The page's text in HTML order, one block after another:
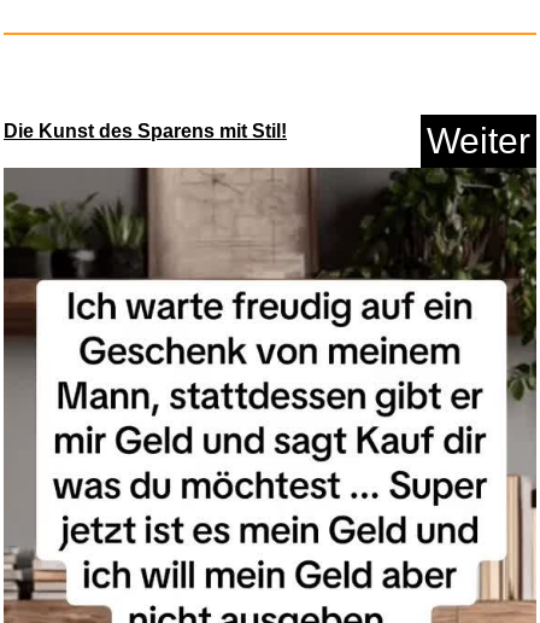
Smartwatch Damen Rund,
1.32&qu...
Anzeige
Doctor Who: Christopher
Eccles...
Die Kunst des Sparens mit Stil! Weiter